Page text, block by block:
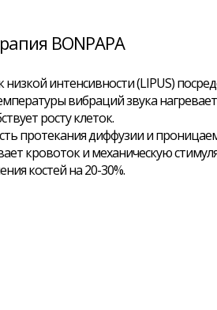
BONPAPA
интенсивности (LIPUS)
вибраций звука нагревает
росту клеток.
протекания диффузии и
кровоток и механическую
костей на 20-30%.